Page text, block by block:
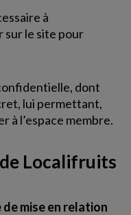
à
sur le site pour
dont
lui permettant,
à l’espace membre.
Localifruits
mise en relation